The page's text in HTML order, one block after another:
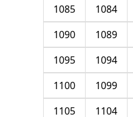
1084
1085
1089
1090
1094
1095
1099
1100
1104
1105